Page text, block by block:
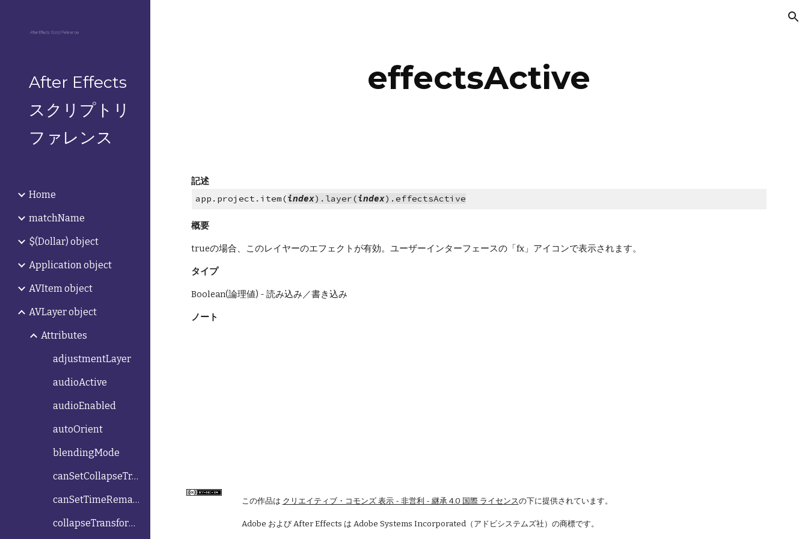
After Effects
スクリプトリ
ファレンス
Home
matchName
$(Dollar) object
Application object
AVItem object
AVLayer object
Attributes
adjustmentLayer
audioActive
audioEnabled
autoOrient
blendingMode
canSetCollapseTransformation
canSetTimeRemapEnabled
collapseTransformation
effectsActive
記述
app.project.item(index).layer(index).effectsActive
概要
trueの場合、このレイヤーのエフェクトが有効。ユーザーインターフェースの「fx」アイコンで表示されます。
タイプ
Boolean(論理値) - 読み込み／書き込み
ノート
この作品は クリエイティブ・コモンズ 表示 - 非営利 - 継承 4.0 国際 ライセンスの下に提供されています。
Adobe および After Effects は Adobe Systems Incorporated（アドビシステムズ社）の商標です。